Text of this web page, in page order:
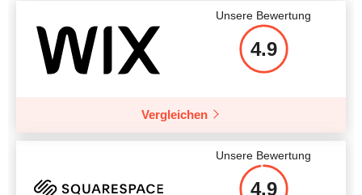
Unsere Bewertung
4.9
Vergleichen
Unsere Bewertung
4.9